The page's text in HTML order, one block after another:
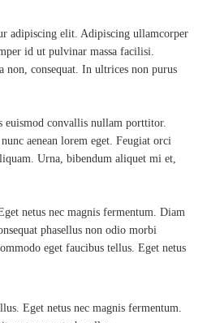
adipiscing elit. Adipiscing ullamcorper
id ut pulvinar massa facilisi.
consequat. In ultrices non purus
euismod convallis nullam porttitor.
aenean lorem eget. Feugiat orci
Urna, bibendum aliquet mi et,
netus nec magnis fermentum. Diam
phasellus non odio morbi
eget faucibus tellus. Eget netus
Eget netus nec magnis fermentum.